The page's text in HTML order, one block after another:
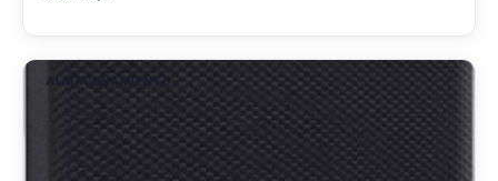
ALMACENAMIENTO